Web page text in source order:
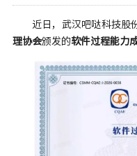
近日，武汉吧哒科技股
理协会颁发的软件过程能力